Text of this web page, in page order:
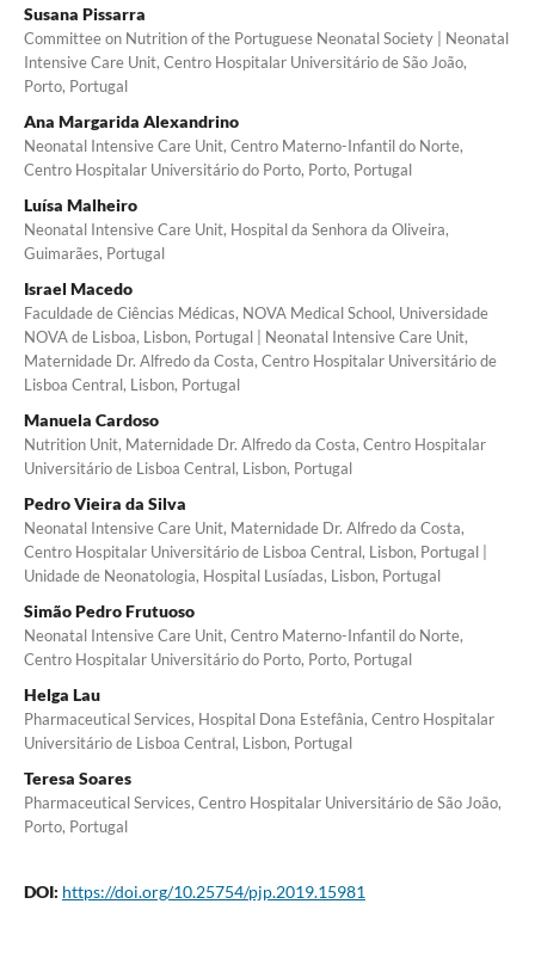
Susana Pissarra
Committee on Nutrition of the Portuguese Neonatal Society | Neonatal
Intensive Care Unit, Centro Hospitalar Universitário de São João,
Porto, Portugal
Ana Margarida Alexandrino
Neonatal Intensive Care Unit, Centro Materno-Infantil do Norte,
Centro Hospitalar Universitário do Porto, Porto, Portugal
Luísa Malheiro
Neonatal Intensive Care Unit, Hospital da Senhora da Oliveira,
Guimarães, Portugal
Israel Macedo
Faculdade de Ciências Médicas, NOVA Medical School, Universidade
NOVA de Lisboa, Lisbon, Portugal | Neonatal Intensive Care Unit,
Maternidade Dr. Alfredo da Costa, Centro Hospitalar Universitário de
Lisboa Central, Lisbon, Portugal
Manuela Cardoso
Nutrition Unit, Maternidade Dr. Alfredo da Costa, Centro Hospitalar
Universitário de Lisboa Central, Lisbon, Portugal
Pedro Vieira da Silva
Neonatal Intensive Care Unit, Maternidade Dr. Alfredo da Costa,
Centro Hospitalar Universitário de Lisboa Central, Lisbon, Portugal |
Unidade de Neonatologia, Hospital Lusíadas, Lisbon, Portugal
Simão Pedro Frutuoso
Neonatal Intensive Care Unit, Centro Materno-Infantil do Norte,
Centro Hospitalar Universitário do Porto, Porto, Portugal
Helga Lau
Pharmaceutical Services, Hospital Dona Estefânia, Centro Hospitalar
Universitário de Lisboa Central, Lisbon, Portugal
Teresa Soares
Pharmaceutical Services, Centro Hospitalar Universitário de São João,
Porto, Portugal
DOI: https://doi.org/10.25754/pjp.2019.15981